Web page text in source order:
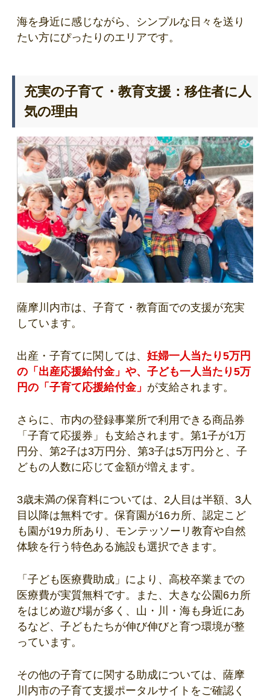
海を身近に感じながら、シンプルな日々を送り
たい方にぴったりのエリアです。
充実の子育て・教育支援：移住者に人
気の理由
薩摩川内市は、子育て・教育面での支援が充実
しています。
出産・子育てに関しては、 妊婦一人当たり5万円
の「出産応援給付金」や、子ども一人当たり5万
円の「子育て応援給付金」 が支給されます。
さらに、市内の登録事業所で利用できる商品券
「子育て応援券」も支給されます。第1子が1万
円分、第2子は3万円分、第3子は5万円分と、子
どもの人数に応じて金額が増えます。
3歳未満の保育料については、2人目は半額、3人
目以降は無料です。保育園が16カ所、認定こど
も園が19カ所あり、モンテッソーリ教育や自然
体験を行う特色ある施設も選択できます。
「子ども医療費助成」により、高校卒業までの
医療費が実質無料です。また、大きな公園6カ所
をはじめ遊び場が多く、山・川・海も身近にあ
るなど、子どもたちが伸び伸びと育つ環境が整
っています。
その他の子育てに関する助成については、薩摩
川内市の子育て支援ポータルサイトをご確認く